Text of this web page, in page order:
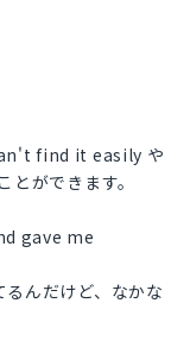
find it easily や
ができます。
gave me
るんだけど、なかな